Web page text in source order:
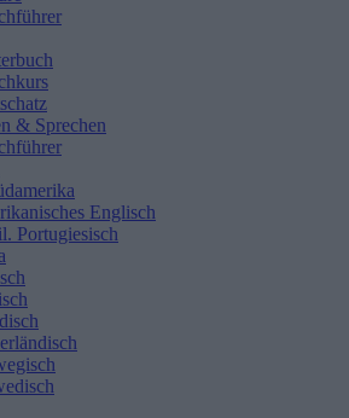
& Sprechen
Englisch
Portugiesisch